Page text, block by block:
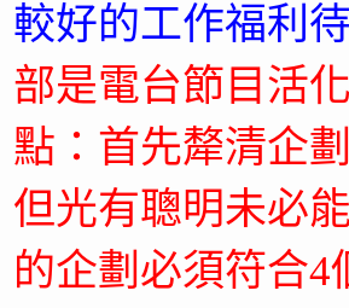
較好的工作福利
部是電台節目活
點：首先犛清企
但光有聰明未必
的企劃必須符合